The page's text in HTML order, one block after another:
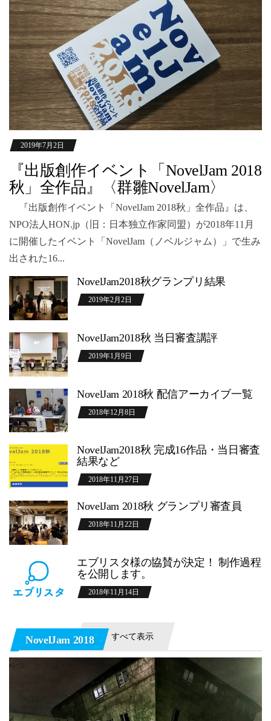
2019年7月2日
『出版創作イベント「NovelJam 2018
秋」全作品』〈群雛NovelJam〉
『出版創作イベント「NovelJam 2018秋」全作品』は、
NPO法人HON.jp（旧：日本独立作家同盟）が2018年11月
に開催したイベント「NovelJam（ノベルジャム）」で生み
出された16...
NovelJam2018秋グランプリ結果
2019年2月2日
NovelJam2018秋 当日審査講評
2019年1月9日
NovelJam 2018秋 配信アーカイブ一覧
2018年12月8日
NovelJam2018秋 完成16作品・当日審査
結果など
2018年11月27日
NovelJam 2018秋 グランプリ審査員
2018年11月22日
エブリスタ様の協賛が決定！ 制作過程
を公開します。
2018年11月14日
NovelJam 2018 すべて表示